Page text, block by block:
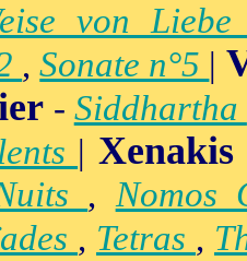
von
,Sonate n°5 |
- Siddhartha
| Xenakis
,Nomos
, Tetras ,